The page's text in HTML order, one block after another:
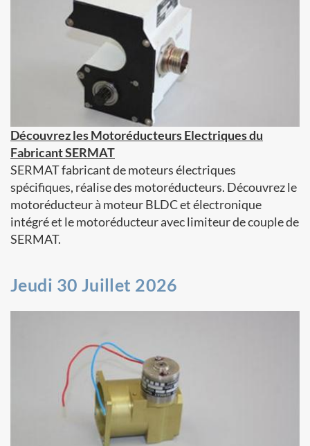
Découvrez les Motoréducteurs Electriques du
Fabricant SERMAT
SERMAT fabricant de moteurs électriques
spécifiques, réalise des motoréducteurs. Découvrez le
motoréducteur à moteur BLDC et électronique
intégré et le motoréducteur avec limiteur de couple de
SERMAT.
Jeudi 30 Juillet 2026